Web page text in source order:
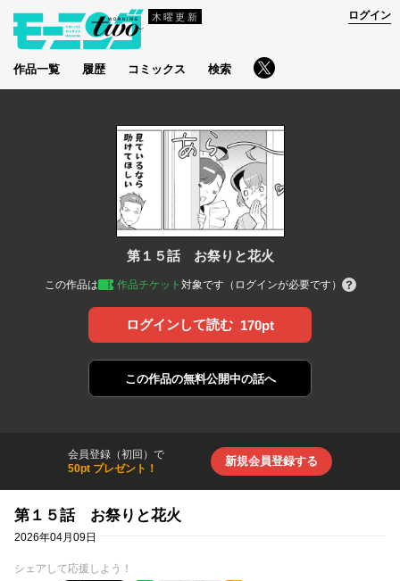
木曜更新
作品一覧 履歴 コミックス 検索
ログイン
第１５話 お祭りと花火
この作品は 作品チケット 対象です（ログインが必要です）
ログインして読む 170pt
この作品の無料公開中の話へ
会員登録（初回）で
50pt プレゼント！
新規会員登録する
第１５話 お祭りと花火
2026年04月09日
シェアして応援しよう！